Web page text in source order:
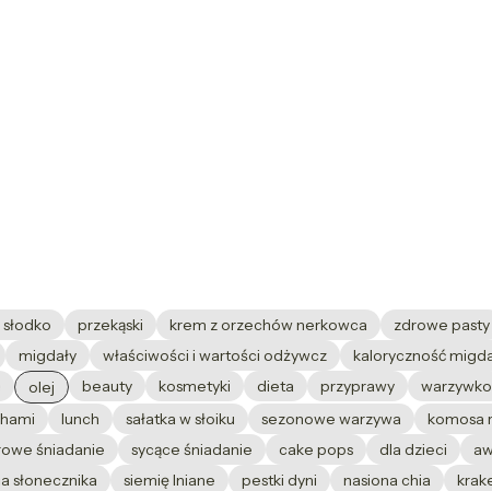
przekąski krem z orzechów nerkowca zdrowe pasty
migdały właściwości i wartości odżywcz kaloryczność
olej beauty kosmetyki dieta przyprawy warzywko
lunch sałatka w słoiku sezonowe warzywa komosa
śniadanie sycące śniadanie cake pops dla dzieci
słonecznika siemię lniane pestki dyni nasiona chia